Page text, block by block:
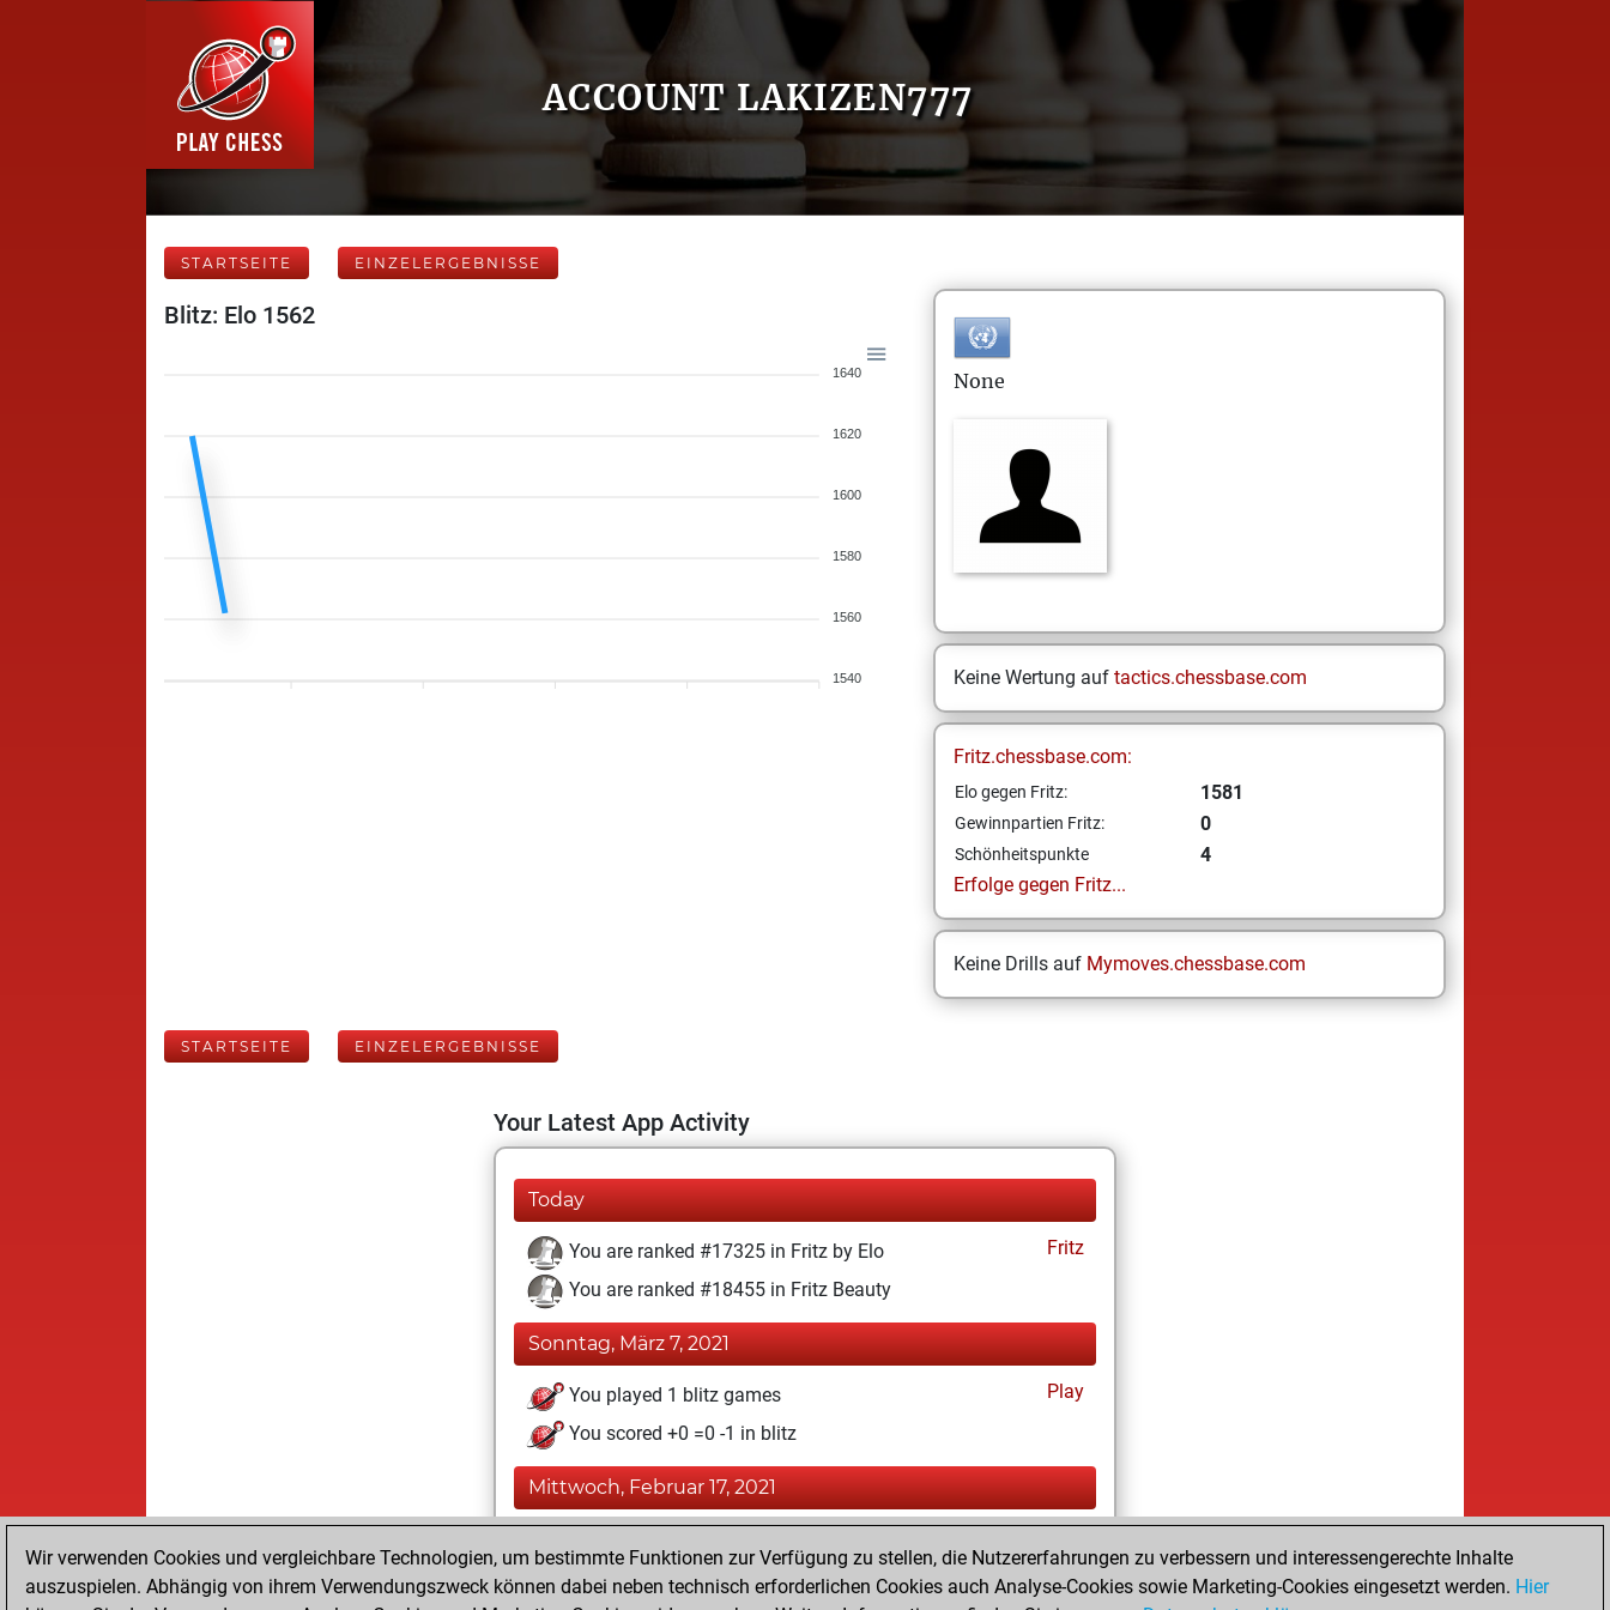
ACCOUNT LAKIZEN777
STARTSEITE EINZELERGEBNISSE
Blitz: Elo 1562
1640
1620
1600
1580
1560
1540
None
Keine Wertung auf tactics.chessbase.com
Fritz.chessbase.com:
Elo gegen Fritz: 1581
Gewinnpartien Fritz: 0
Schönheitspunkte
4
Erfolge gegen Fritz...
Keine Drills auf Mymoves.chessbase.com
STARTSEITE EINZELERGEBNISSE
Your Latest App Activity
Today
You are ranked #17325 in Fritz by Elo
Fritz
You are ranked #18455 in Fritz Beauty
Sonntag, März 7, 2021
You played 1 blitz games
Play
You scored +0 =0 -1 in blitz
Mittwoch, Februar 17, 2021
You achieved a new Elo of 1581
Wir verwenden Cookies und vergleichbare Technologien, um bestimmte Funktionen zur Verfügung zu stellen, die Nutzererfahrungen zu verbessern und interessengerechte Inhalte
auszuspielen. Abhängig von ihrem Verwendungszweck können dabei neben technisch erforderlichen Cookies auch Analyse-Cookies sowie Marketing-Cookies eingesetzt werden. Hier